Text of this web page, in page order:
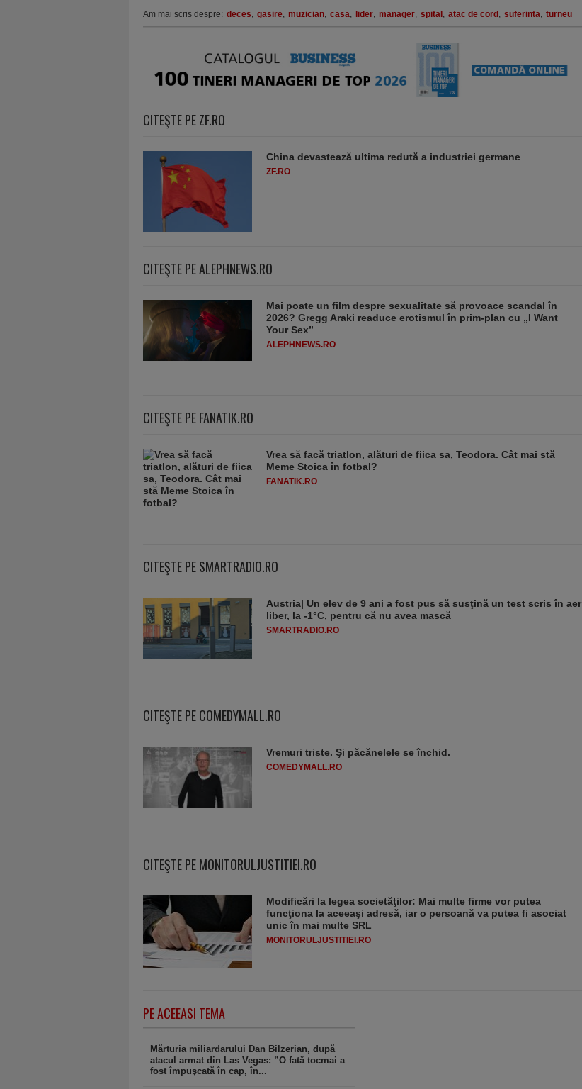
Am mai scris despre: deces, gasire, muzician, casa, lider, manager, spital , atac de cord , suferinta, turneu
CITEŞTE PE ZF.RO
China devastează ultima redută a industriei germane
ZF.RO
CITEŞTE PE ALEPHNEWS.RO
Mai poate un film despre sexualitate să provoace scandal în
2026? Gregg Araki readuce erotismul în prim-plan cu „I Want
Your Sex”
ALEPHNEWS.RO
CITEŞTE PE FANATIK.RO
Vrea să facă triatlon, alături de fiica sa, Teodora. Cât mai stă
Meme Stoica în fotbal?
FANATIK.RO
CITEŞTE PE SMARTRADIO.RO
Austria| Un elev de 9 ani a fost pus să susţină un test scris în aer
liber, la -1°C, pentru că nu avea mască
SMARTRADIO.RO
CITEŞTE PE COMEDYMALL.RO
Vremuri triste. Şi păcănelele se închid.
COMEDYMALL.RO
CITEŞTE PE MONITORULJUSTITIEI.RO
Modificări la legea societăţilor: Mai multe firme vor putea
funcţiona la aceeaşi adresă, iar o persoană va putea fi asociat
unic în mai multe SRL
MONITORULJUSTITIEI.RO
PE ACEEASI TEMA
Mărturia miliardarului Dan Bilzerian, după
atacul armat din Las Vegas: ”O fată tocmai a
fost împuşcată în cap, în...